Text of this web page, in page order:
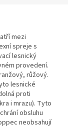
mezi
spreje s
lesnický
provedení.
růžový.
lesnické
proti
i mrazu). Tyto
obsluhu
neobsahují